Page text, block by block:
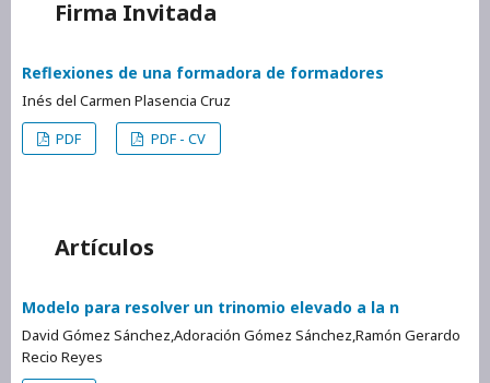
Firma Invitada
Reflexiones de una formadora de formadores
Inés del Carmen Plasencia Cruz
PDF
PDF - CV
Artículos
Modelo para resolver un trinomio elevado a la n
David Gómez Sánchez,Adoración Gómez Sánchez,Ramón Gerardo
Recio Reyes